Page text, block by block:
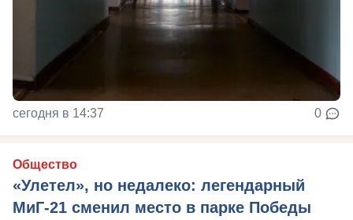
сегодня в 14:37 0
Общество
«Улетел», но недалеко: легендарный
МиГ-21 сменил место в парке Победы